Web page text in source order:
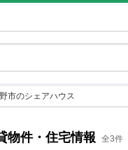
市のシェアハウス
物件・住宅情報 全3件